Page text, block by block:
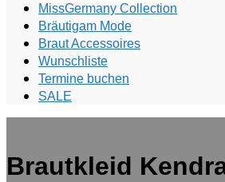
MissGermany Collection
Bräutigam Mode
Braut Accessoires
Wunschliste
Termine buchen
SALE
Brautkleid